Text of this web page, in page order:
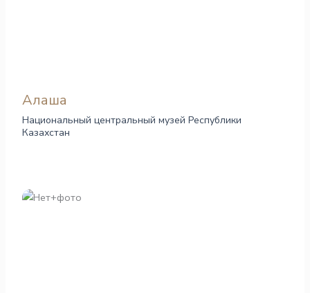
Алаша
Национальный центральный музей Республики
Казахстан